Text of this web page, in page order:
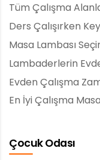
Tüm Çalışma
Ders Çalışırken
Masa Lambası
Lambaderlerin
Evden Çalışma
En İyi Çalışma
Çocuk Odası